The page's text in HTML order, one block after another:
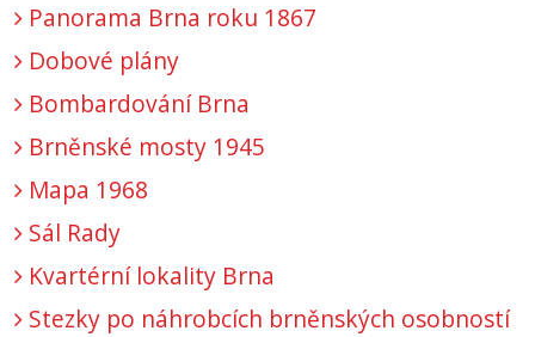
Panorama Brna roku 1867
Dobové plány
Bombardování Brna
Brněnské mosty 1945
Mapa 1968
Sál Rady
Kvartérní lokality Brna
Stezky po náhrobcích brněnských osobností